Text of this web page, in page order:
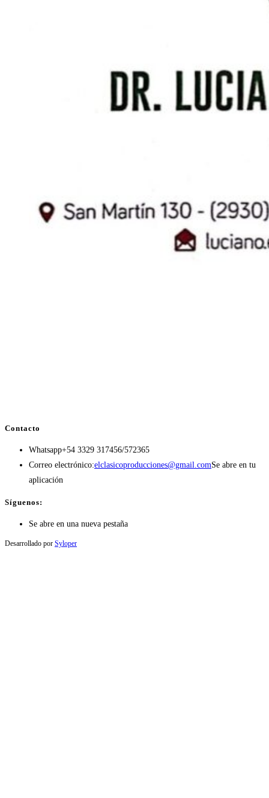
Contacto
Whatsapp+54 3329 317456/572365
Correo electrónico:elclasicoproducciones@gmail.comSe abre en tu
aplicación
Síguenos:
Se abre en una nueva pestaña
Desarrollado por Syloper